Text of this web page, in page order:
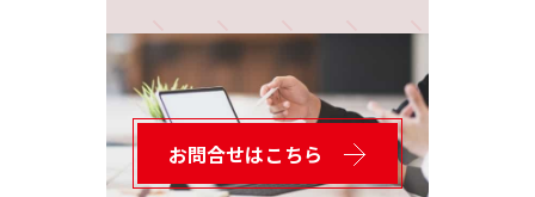
お問合せはこちら